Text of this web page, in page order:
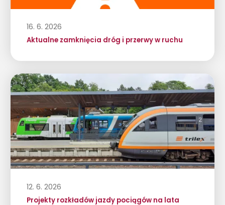
16. 6. 2026
Aktualne zamknięcia dróg i przerwy w ruchu
12. 6. 2026
Projekty rozkładów jazdy pociągów na lata